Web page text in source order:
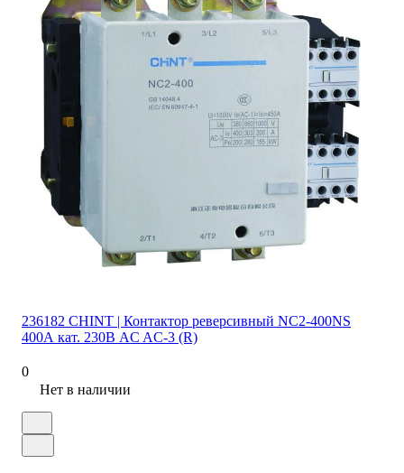
236182 CHINT | Контактор реверсивный NC2-400NS
400А кат. 230В AC AC-3 (R)
0
Нет в наличии